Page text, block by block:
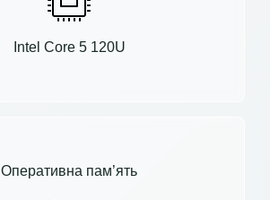
Intel Core 5 120U
Оперативна пам’ять